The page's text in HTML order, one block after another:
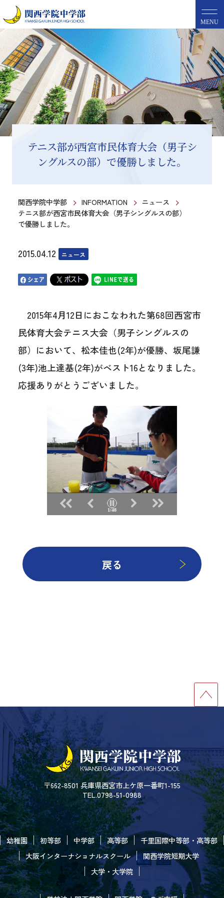
MENU
テニス部が西宮市民体育大会（男子シ
ングルスの部）で優勝しました。
関西学院中学部 INFORMATION
ニュース
テニス部が西宮市民体育大会（男子シングルスの部）
で優勝しました。
2015.04.12 ニュース
2015年4月12日におこなわれた第68回西宮市
民体育大会テニス大会（男子シングルスの
部）において、松本佳也(2年)が優勝、坂尾謙
(3年)池上達基(2年)がベスト16となりました。
応援ありがとうございました。
2/48
戻る
〒662-8501 兵庫県西宮市上ケ原一番町1-155
TEL.0798-51-0988
幼稚園 初等部 中学部 高等部
千里国際中等部・高等部
大阪インターナショナルスクール
関西学院短期大学
大学・大学院